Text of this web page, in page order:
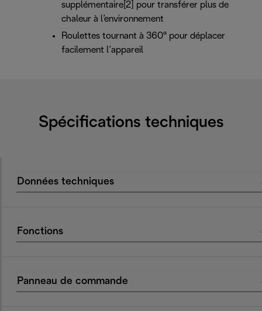
supplémentaire[2] pour transférer plus de
chaleur à l’environnement
Roulettes tournant à 360° pour déplacer
facilement l’appareil
Spécifications techniques
Données techniques
Fonctions
Panneau de commande